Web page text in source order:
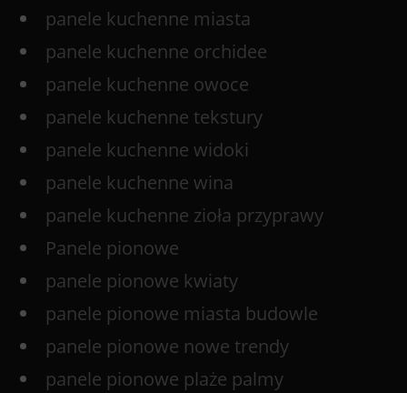
panele kuchenne miasta
panele kuchenne orchidee
panele kuchenne owoce
panele kuchenne tekstury
panele kuchenne widoki
panele kuchenne wina
panele kuchenne zioła przyprawy
Panele pionowe
panele pionowe kwiaty
panele pionowe miasta budowle
panele pionowe nowe trendy
panele pionowe plaże palmy